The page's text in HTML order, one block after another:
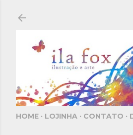
HOME LOJINHA CONTATO